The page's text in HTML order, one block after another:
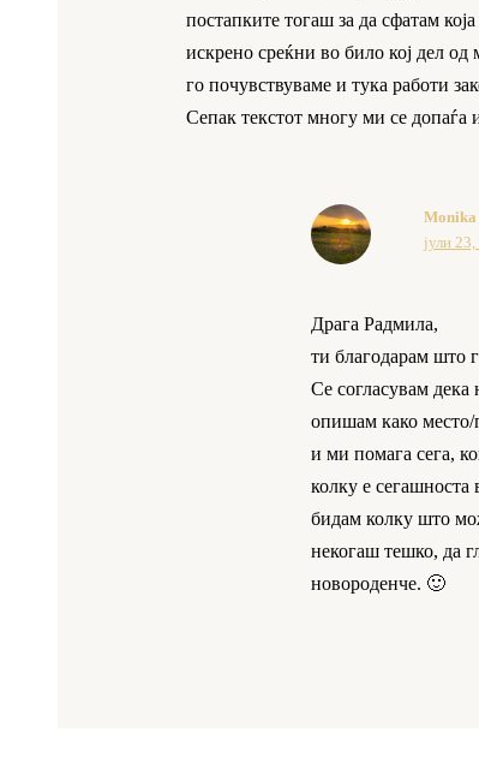
постапките тогаш за да сфатам
искрено среќни во било кој дел
го почувствуваме и тука работи
Сепак текстот многу ми се допаѓа
Monika
јули
Драга Радмила,
ти благодарам што
Се согласувам дека
опишам како место/
и ми помага сега,
колку е сегашноста
бидам колку што
некогаш тешко, да
новороденче. 🙂